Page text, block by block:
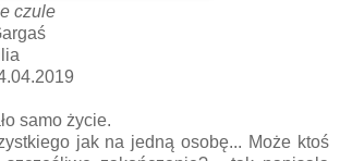
czule
samo życie.
jak na jedną osobę... Może ktoś